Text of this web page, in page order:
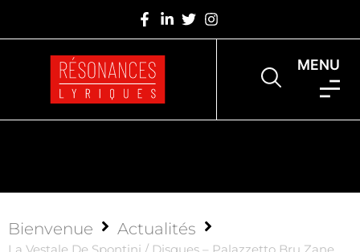
MENU
Bienvenue Actualités